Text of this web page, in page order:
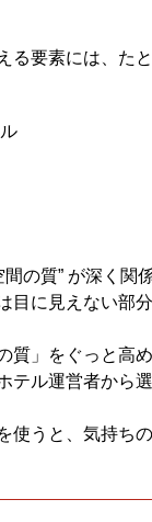
る要素には、た
の質” が深く関
目に見えない部
質」をぐっと高
テル運営者から
使うと、気持ち